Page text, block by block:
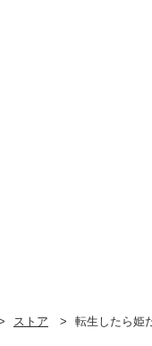
ストア 転生したら姫